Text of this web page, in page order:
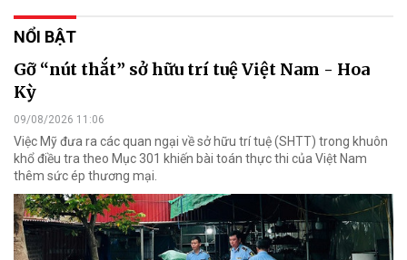
NỔI BẬT
Gỡ “nút thắt” sở hữu trí tuệ Việt Nam - Hoa
Kỳ
09/08/2026 11:06
Việc Mỹ đưa ra các quan ngại về sở hữu trí tuệ (SHTT) trong khuôn
khổ điều tra theo Mục 301 khiến bài toán thực thi của Việt Nam
thêm sức ép thương mại.